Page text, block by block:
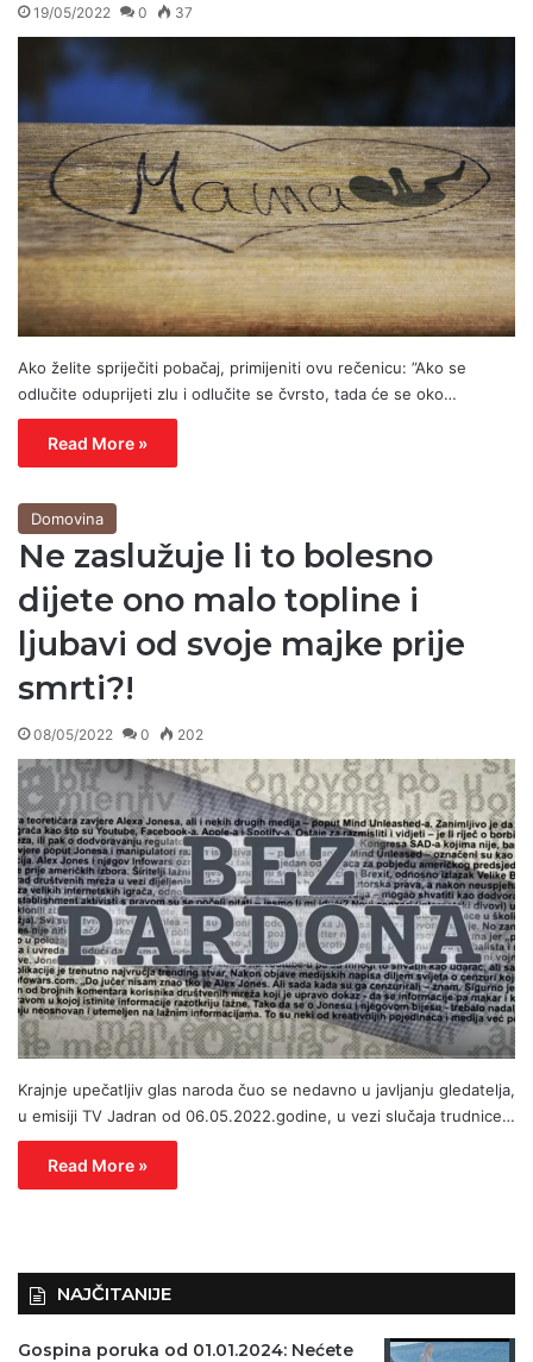
19/05/2022 0 37
Ako želite spriječiti pobačaj, primijeniti ovu rečenicu: ”Ako se
odlučite oduprijeti zlu i odlučite se čvrsto, tada će se oko…
Read More »
Domovina
Ne zaslužuje li to bolesno
dijete ono malo topline i
ljubavi od svoje majke prije
smrti?!
08/05/2022 0 202
Krajnje upečatljiv glas naroda čuo se nedavno u javljanju gledatelja,
u emisiji TV Jadran od 06.05.2022.godine, u vezi slučaja trudnice…
Read More »
NAJČITANIJE
Gospina poruka od 01.01.2024: Nećete